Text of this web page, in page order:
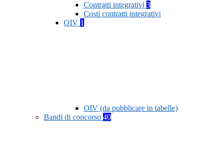
Contratti integrativi 3
Costi contratti integrativi
OIV 1
OIV (da pubblicare in tabelle)
Bandi di concorso 40